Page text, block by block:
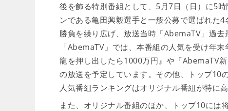
後を飾る特別番組として、5月7日（日）に5
ンである亀田興毅選手と一般公募で選ばれた
勝負を繰り広げ、放送当時「AbemaTV」過去
「AbemaTV」では、本番組の人気を受け年
龍を押し出したら1000万円』や『AbemaTV
の放送を予定しています。その他、トップ10
人気番組ランキングはオリジナル番組が特に
また、オリジナル番組のほか、トップ10には